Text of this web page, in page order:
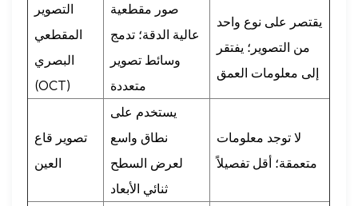
التصوير
المقطعي
البصري
(OCT)
صور مقطعية
عالية الدقة؛ تدمج
وسائط تصوير
متعددة
يقتصر على نوع واحد
من التصوير؛ يفتقر
إلى معلومات العمق
تصوير قاع
العين
يستخدم على
نطاق واسع
لعرض السطح
ثنائي الأبعاد
لا توجد معلومات
متعمقة؛ أقل تفصيلاً